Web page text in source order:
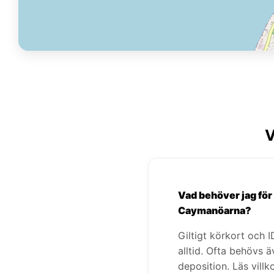
Vad behöver jag
Caymanöarna?
Giltigt körkort och
alltid. Ofta behövs
deposition. Läs